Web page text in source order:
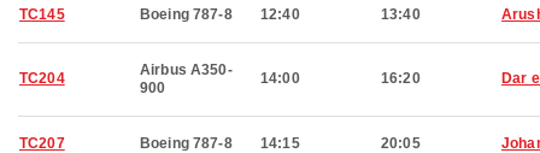
TC145 Boeing 787-8 12:40 13:40
TC204
Airbus A350-
900
14:00 16:20 Dar
TC207 Boeing 787-8 14:15 20:05